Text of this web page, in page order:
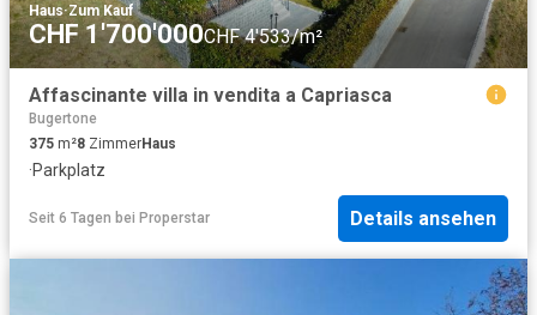
Haus·Zum Kauf
CHF 1'700'000CHF 4'533/m²
Affascinante villa in vendita a Capriasca
Bugertone
375 m²8 ZimmerHaus
·Parkplatz
Seit 6 Tagen bei Properstar Details ansehen